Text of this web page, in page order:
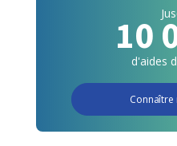
10
d'aides